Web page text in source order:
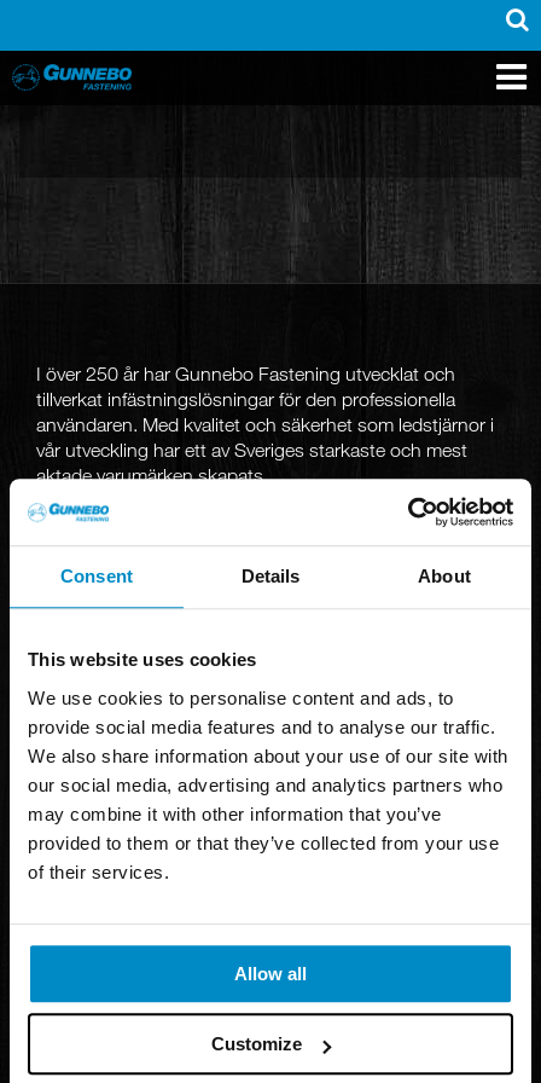
Consent Details About
This website uses cookies
We use cookies to personalise content and ads, to
provide social media features and to analyse our traffic.
We also share information about your use of our site with
our social media, advertising and analytics partners who
may combine it with other information that you’ve
provided to them or that they’ve collected from your use
of their services.
Allow all
Customize
PRODUKTER
SUPPORT
KONTAKT
I över 250 år har Gunnebo Fastening utvecklat och
tillverkat infästningslösningar för den professionella
användaren. Med kvalitet och säkerhet som ledstjärnor i
vår utveckling har ett av Sveriges starkaste och mest
aktade varumärken skapats.
E-post:kundservice@strongtie.se
BESÖKSADRESS
Bruksvägen 2, 593 75 Gunnebo
Juridiska upplysningar
FÖLJ OSS